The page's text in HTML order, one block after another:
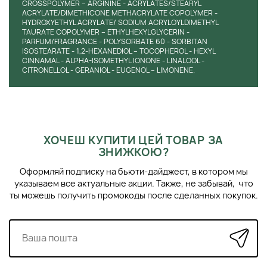
CROSSPOLYMER – ARGININE - ACRYLATES/STEARYL
ACRYLATE/DIMETHICONE METHACRYLATE COPOLYMER -
HYDROXYETHYL ACRYLATE/ SODIUM ACRYLOYLDIMETHYL
TAURATE COPOLYMER – ETHYLHEXYLGLYCERIN -
PARFUM/FRAGRANCE - POLYSORBATE 60 - SORBITAN
ISOSTEARATE - 1,2-HEXANEDIOL – TOCOPHEROL - HEXYL
CINNAMAL - ALPHA-ISOMETHYL IONONE - LINALOOL -
CITRONELLOL - GERANIOL - EUGENOL – LIMONENE.
ХОЧЕШ КУПИТИ ЦЕЙ ТОВАР ЗА
ЗНИЖКОЮ?
Оформляй подписку на бьюти-дайджест, в котором мы
указываем все актуальные акции. Также, не забывай, что
ты можешь получить промокоды после сделанных покупок.